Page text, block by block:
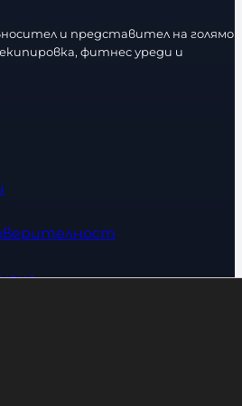
и представител на голямо
фитнес уреди и